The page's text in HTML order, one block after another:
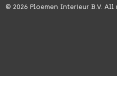
© 2026 Ploemen Interieur B.V. All